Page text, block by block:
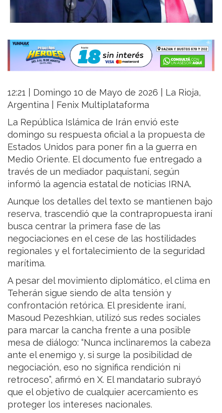
12:21 | Domingo 10 de Mayo de 2026 | La Rioja,
Argentina | Fenix Multiplataforma
La República Islámica de Irán envió este
domingo su respuesta oficial a la propuesta de
Estados Unidos para poner fin a la guerra en
Medio Oriente. El documento fue entregado a
través de un mediador paquistaní, según
informó la agencia estatal de noticias IRNA.
Aunque los detalles del texto se mantienen bajo
reserva, trascendió que la contrapropuesta iraní
busca centrar la primera fase de las
negociaciones en el cese de las hostilidades
regionales y el fortalecimiento de la seguridad
marítima.
A pesar del movimiento diplomático, el clima en
Teherán sigue siendo de alta tensión y
confrontación retórica. El presidente iraní,
Masoud Pezeshkian, utilizó sus redes sociales
para marcar la cancha frente a una posible
mesa de diálogo: “Nunca inclinaremos la cabeza
ante el enemigo y, si surge la posibilidad de
negociación, eso no significa rendición ni
retroceso”, afirmó en X. El mandatario subrayó
que el objetivo de cualquier acercamiento es
proteger los intereses nacionales.